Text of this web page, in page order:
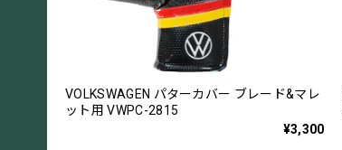
VOLKSWAGEN パターカバー ブレード&マレ
ット用 VWPC-2815
¥3,300